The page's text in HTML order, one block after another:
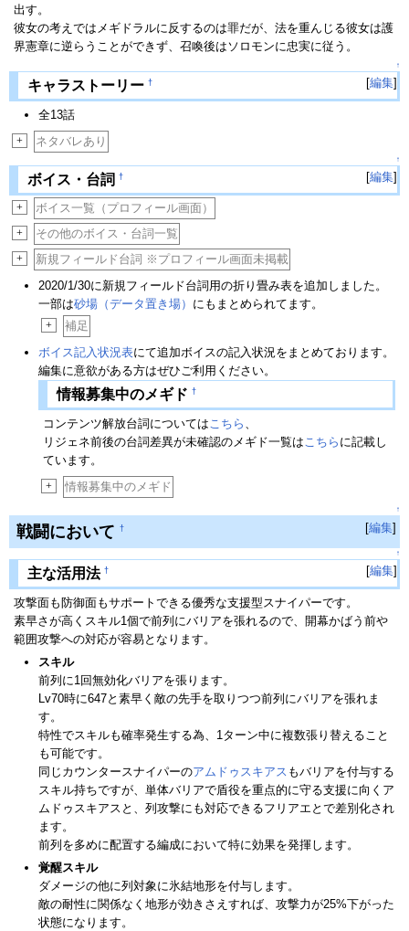
出す。
彼女の考えではメギドラルに反するのは罪だが、法を重んじる彼女は護
界憲章に逆らうことができず、召喚後はソロモンに忠実に従う。
↑
キャラストーリー † [編集]
全13話
+ ネタバレあり
↑
ボイス・台詞 † [編集]
+ ボイス一覧（プロフィール画面）
+ その他のボイス・台詞一覧
+
新規フィールド台詞 ※プロフィール画面未掲載
2020/1/30に新規フィールド台詞用の折り畳み表を追加しました。
一部は砂場（データ置き場） にもまとめられてます。
+
補足
ボイス記入状況表にて追加ボイスの記入状況をまとめております。
編集に意欲がある方はぜひご利用ください。
情報募集中のメギド †
コンテンツ解放台詞についてはこちら 、
リジェネ前後の台詞差異が未確認のメギド一覧はこちら に記載し
ています。
+ 情報募集中のメギド
↑
戦闘において † [編集]
↑
主な活用法 † [編集]
攻撃面も防御面もサポートできる優秀な支援型スナイパーです。
素早さが高くスキル1個で前列にバリアを張れるので、開幕かばう前や
範囲攻撃への対応が容易となります。
スキル
前列に1回無効化バリアを張ります。
Lv70時に647と素早く敵の先手を取りつつ前列にバリアを張れま
す。
特性でスキルも確率発生する為、1ターン中に複数張り替えること
も可能です。
同じカウンタースナイパーのアムドゥスキアス もバリアを付与する
スキル持ちですが、単体バリアで盾役を重点的に守る支援に向くア
ムドゥスキアスと、列攻撃にも対応できるフリアエとで差別化され
ます。
前列を多めに配置する編成において特に効果を発揮します。
覚醒スキル
ダメージの他に列対象に氷結地形を付与します。
敵の耐性に関係なく地形が効きさえすれば、攻撃力が25%下がった
状態になります。